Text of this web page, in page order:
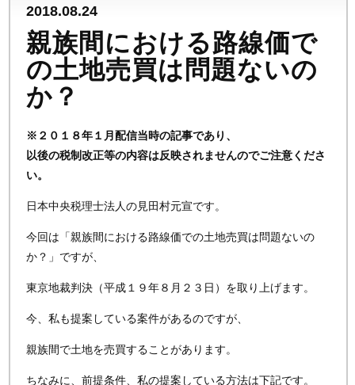
2018.08.24
親族間における路線価で
の土地売買は問題ないの
か？
※２０１８年１月配信当時の記事であり、
以後の税制改正等の内容は反映されませんのでご注意くださ
い。
日本中央税理士法人の見田村元宣です。
今回は「親族間における路線価での土地売買は問題ないの
か？」ですが、
東京地裁判決（平成１９年８月２３日）を取り上げます。
今、私も提案している案件があるのですが、
親族間で土地を売買することがあります。
ちなみに、前提条件、私の提案している方法は下記です。